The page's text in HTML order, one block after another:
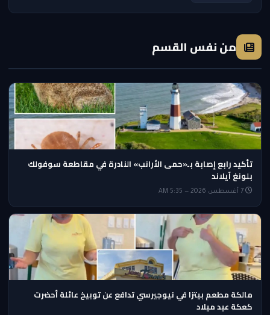
من نفس القسم
تأكيد رابع إصابة بـ«حمى الأرانب» النادرة في مقاطعة سوفولك
بلونغ آيلاند
مالكة مطعم بيتزا في نيوجيرسي تدافع عن توبيخ عائلة أحضرت
كعكة عيد ميلاد